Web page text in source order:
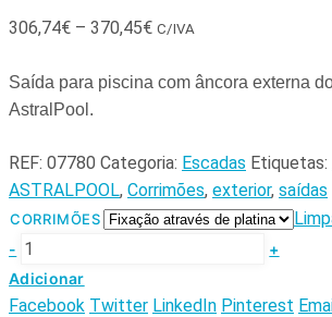
306,74€ – 370,45€ C/IVA
Saída para piscina com âncora externa
AstralPool.
REF: 07780 Categoria: Escadas Etiquetas:
ASTRALPOOL, Corrimões, exterior, saídas
CORRIMÕES
-
+
Adicionar
Facebook Twitter LinkedIn Pinterest